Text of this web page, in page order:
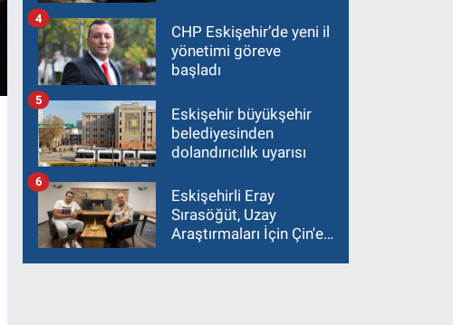
CHP Eskişehir’de yeni il
yönetimi göreve
başladı
4
Eskişehir büyükşehir
belediyesinden
dolandırıcılık uyarısı
5
Eskişehirli Eray
Sırasöğüt, Uzay
Araştırmaları İçin Çin'e
6